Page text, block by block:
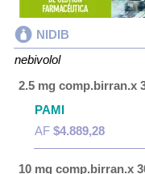
NIDIB
nebivolol
2.5 mg comp.birran.x
PAMI
AF $4.889,28
10 mg comp.birran.x